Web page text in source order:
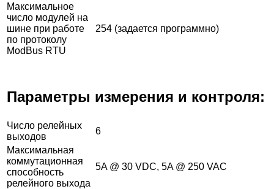
Максимальное
число модулей на
шине при работе
по протоколу
ModBus RTU
254 (задается программно)
Параметры измерения и контроля:
Число релейных
выходов
6
Максимальная
коммутационная
способность
релейного выхода
5A @ 30 VDC, 5A @ 250 VAC